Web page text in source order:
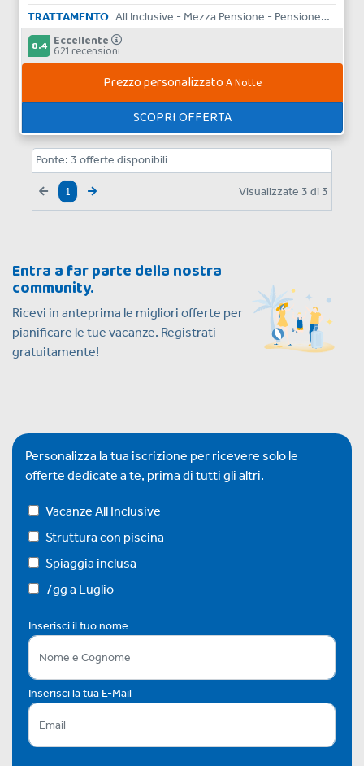
TRATTAMENTO
All Inclusive - Mezza Pensione - Pensione Completa - Bed & Breakfast - Solo Pernottamento
8.4 Eccellente
621 recensioni
Prezzo personalizzatoA Notte
SCOPRI OFFERTA
Ponte: 3 offerte disponibili
1 Visualizzate 3 di 3
Entra a far parte della nostra
community.
Ricevi in anteprima le migliori offerte per
pianificare le tue vacanze. Registrati
gratuitamente!
Personalizza la tua iscrizione per ricevere solo le
offerte dedicate a te, prima di tutti gli altri.
Vacanze All Inclusive
Struttura con piscina
Spiaggia inclusa
7gg a Luglio
Inserisci il tuo nome
Inserisci la tua E-Mail